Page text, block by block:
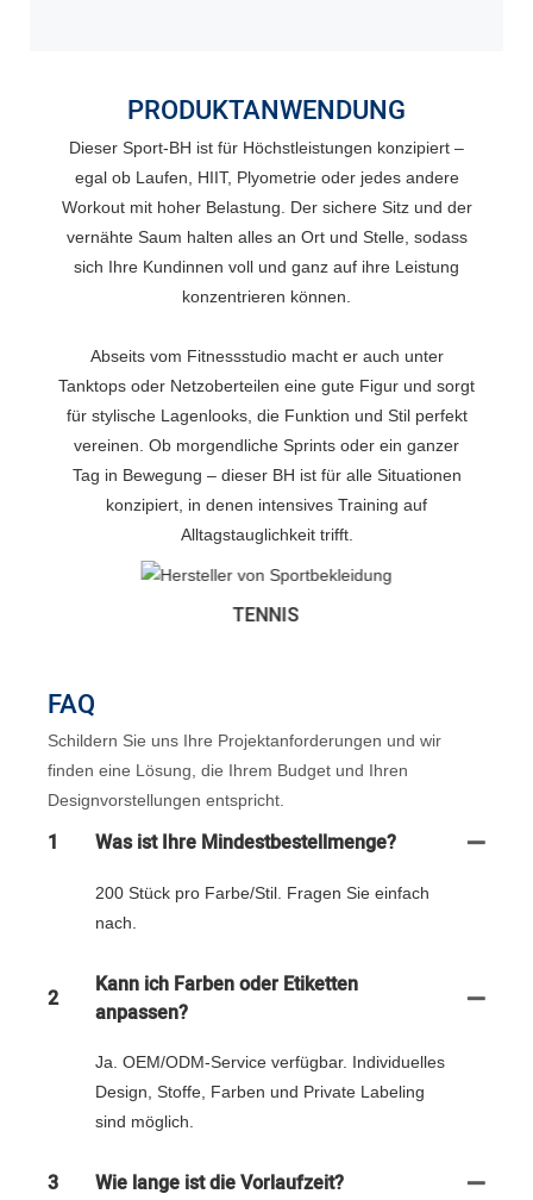
PRODUKTANWENDUNG
Dieser Sport-BH ist für Höchstleistungen konzipiert –
egal ob Laufen, HIIT, Plyometrie oder jedes andere
Workout mit hoher Belastung. Der sichere Sitz und der
vernähte Saum halten alles an Ort und Stelle, sodass
sich Ihre Kundinnen voll und ganz auf ihre Leistung
konzentrieren können.
Abseits vom Fitnessstudio macht er auch unter
Tanktops oder Netzoberteilen eine gute Figur und sorgt
für stylische Lagenlooks, die Funktion und Stil perfekt
vereinen. Ob morgendliche Sprints oder ein ganzer
Tag in Bewegung – dieser BH ist für alle Situationen
konzipiert, in denen intensives Training auf
Alltagstauglichkeit trifft.
TENNIS
FAQ
Schildern Sie uns Ihre Projektanforderungen und wir
finden eine Lösung, die Ihrem Budget und Ihren
Designvorstellungen entspricht.
1 Was ist Ihre Mindestbestellmenge?
200 Stück pro Farbe/Stil. Fragen Sie einfach
nach.
2
Kann ich Farben oder Etiketten
anpassen?
Ja. OEM/ODM-Service verfügbar. Individuelles
Design, Stoffe, Farben und Private Labeling
sind möglich.
3 Wie lange ist die Vorlaufzeit?